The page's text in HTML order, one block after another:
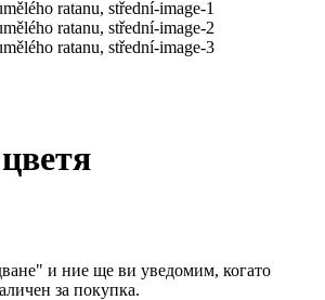
и ние ще ви уведомим, когато
за покупка.